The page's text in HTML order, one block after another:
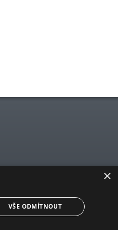
×
VŠE ODMÍTNOUT